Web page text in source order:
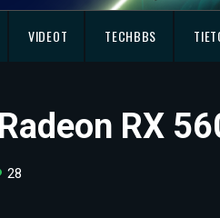
VIDEOT TECHBBS
RX
28